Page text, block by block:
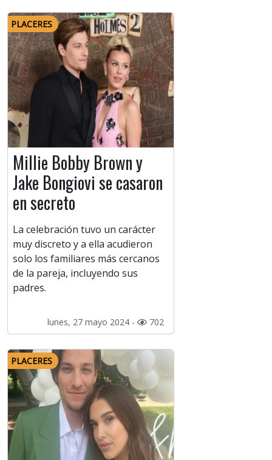
PLACERES
Millie Bobby Brown y
Jake Bongiovi se casaron
en secreto
La celebración tuvo un carácter
muy discreto y a ella acudieron
solo los familiares más cercanos
de la pareja, incluyendo sus
padres.
lunes, 27 mayo 2024 - 702
PLACERES